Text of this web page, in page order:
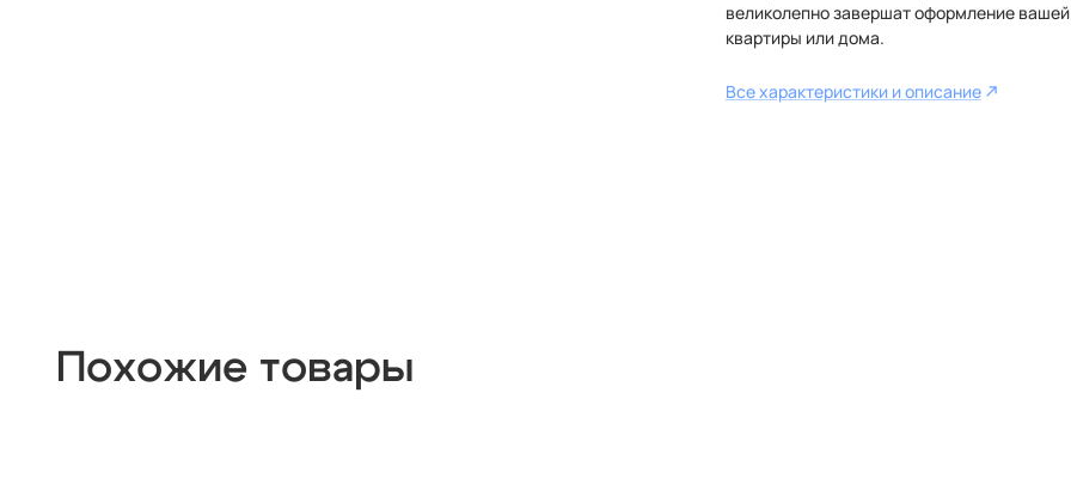
великолепно завершат оформление вашей
квартиры или дома.
Все характеристики и описание
Похожие товары